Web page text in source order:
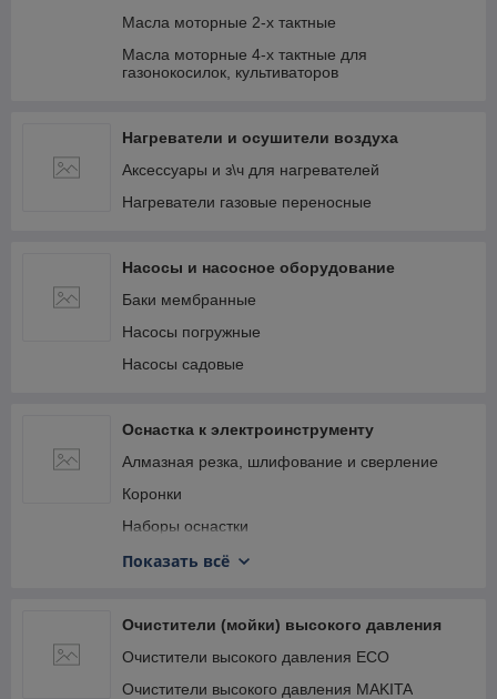
Перфорированный крепеж
Саморезы и шурупы
Скобяные изделия
Такелаж
Хомуты
Масла моторные 2-х тактные
Масла моторные 4-х тактные для
газонокосилок, культиваторов
Нагреватели и осушители воздуха
Аксессуары и з\ч для нагревателей
Нагреватели газовые переносные
Насосы и насосное оборудование
Баки мембранные
Насосы погружные
Насосы садовые
Оснастка к электроинструменту
Алмазная резка, шлифование и сверление
Коронки
Наборы оснастки
Оснастка для дрелей, шуруповертов
Показать всё
Очистители (мойки) высокого давления
Очистители высокого давления ECO
Очистители высокого давления MAKITA